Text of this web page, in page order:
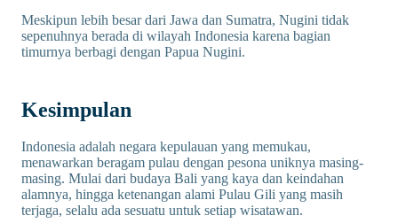
Meskipun lebih besar dari Jawa dan Sumatra, Nugini tidak
sepenuhnya berada di wilayah Indonesia karena bagian
timurnya berbagi dengan Papua Nugini.
Kesimpulan
Indonesia adalah negara kepulauan yang memukau,
menawarkan beragam pulau dengan pesona uniknya masing-
masing. Mulai dari budaya Bali yang kaya dan keindahan
alamnya, hingga ketenangan alami Pulau Gili yang masih
terjaga, selalu ada sesuatu untuk setiap wisatawan.